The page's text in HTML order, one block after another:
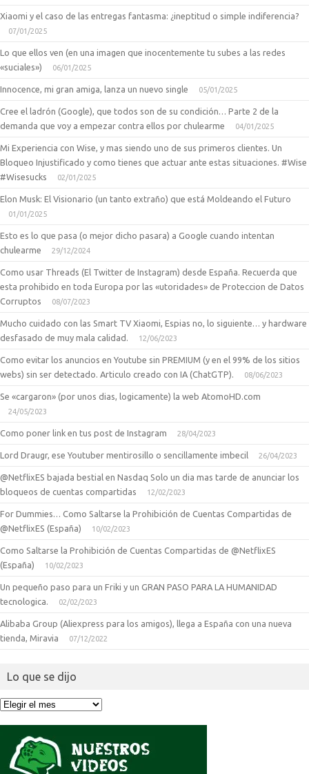
Xiaomi y el caso de las entregas fantasma: ¿ineptitud o simple indiferencia?
07/01/2025
Lo que ellos ven (en una imagen que inocentemente tu subes a las redes
«suciales»)
06/01/2025
Innocence, mi gran amiga, lanza un nuevo single 05/01/2025
Cree el ladrón (Google), que todos son de su condición… Parte 2 de la
demanda que voy a empezar contra ellos por chulearme
04/01/2025
Mi Experiencia con Wise, y mas siendo uno de sus primeros clientes. Un
Bloqueo Injustificado y como tienes que actuar ante estas situaciones. #Wise
#Wisesucks
02/01/2025
Elon Musk: El Visionario (un tanto extraño) que está Moldeando el Futuro
01/01/2025
Esto es lo que pasa (o mejor dicho pasara) a Google cuando intentan
chulearme
29/12/2024
Como usar Threads (El Twitter de Instagram) desde España. Recuerda que
esta prohibido en toda Europa por las «utoridades» de Proteccion de Datos
Corruptos
08/07/2023
Mucho cuidado con las Smart TV Xiaomi, Espias no, lo siguiente… y hardware
desfasado de muy mala calidad.
12/06/2023
Como evitar los anuncios en Youtube sin PREMIUM (y en el 99% de los sitios
webs) sin ser detectado. Articulo creado con IA (ChatGTP).
08/06/2023
Se «cargaron» (por unos dias, logicamente) la web AtomoHD.com
24/05/2023
Como poner link en tus post de Instagram 28/04/2023
Lord Draugr, ese Youtuber mentirosillo o sencillamente imbecil 26/04/2023
@NetflixES bajada bestial en Nasdaq Solo un dia mas tarde de anunciar los
bloqueos de cuentas compartidas
12/02/2023
For Dummies… Como Saltarse la Prohibición de Cuentas Compartidas de
@NetflixES (España)
10/02/2023
Como Saltarse la Prohibición de Cuentas Compartidas de @NetflixES
(España)
10/02/2023
Un pequeño paso para un Friki y un GRAN PASO PARA LA HUMANIDAD
tecnologica.
02/02/2023
Alibaba Group (Aliexpress para los amigos), llega a España con una nueva
tienda, Miravia
07/12/2022
Lo que se dijo
Lo